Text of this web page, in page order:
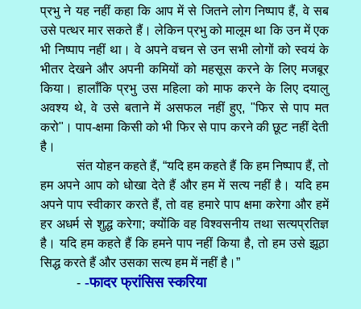
प्रभु ने यह नहीं कहा कि आप में से जितने लोग निष्पाप हैं, वे सब
उसे पत्थर मार सकते हैं। लेकिन प्रभु को मालूम था कि उन में एक
भी निष्पाप नहीं था। वे अपने वचन से उन सभी लोगों को स्वयं के
भीतर देखने और अपनी कमियों को महसूस करने के लिए मजबूर
किया। हालाँकि प्रभु उस महिला को माफ करने के लिए दयालु
अवश्य थे, वे उसे बताने में असफल नहीं हुए, "फिर से पाप मत
करो"। पाप-क्षमा किसी को भी फिर से पाप करने की छूट नहीं देती
है।
संत योहन कहते हैं, “यदि हम कहते हैं कि हम निष्पाप हैं, तो
हम अपने आप को धोखा देते हैं और हम में सत्य नहीं है। यदि हम
अपने पाप स्वीकार करते हैं, तो वह हमारे पाप क्षमा करेगा और हमें
हर अधर्म से शुद्ध करेगा; क्योंकि वह विश्वसनीय तथा सत्यप्रतिज्ञ
है। यदि हम कहते हैं कि हमने पाप नहीं किया है, तो हम उसे झूठा
सिद्ध करते हैं और उसका सत्य हम में नहीं है।”
--फादर फ्रांसिस स्करिया